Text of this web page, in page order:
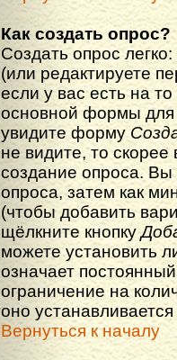
Как создать опрос?
Создать опрос
(или редактируете
если у вас есть на
основной формы
увидите форму
не видите, то скорее
создание опроса.
опроса, затем как
(чтобы добавить
щёлкните кнопку
можете установить
означает
ограничение на
оно
Вернуться к началу